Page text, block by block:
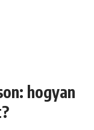
hogyan